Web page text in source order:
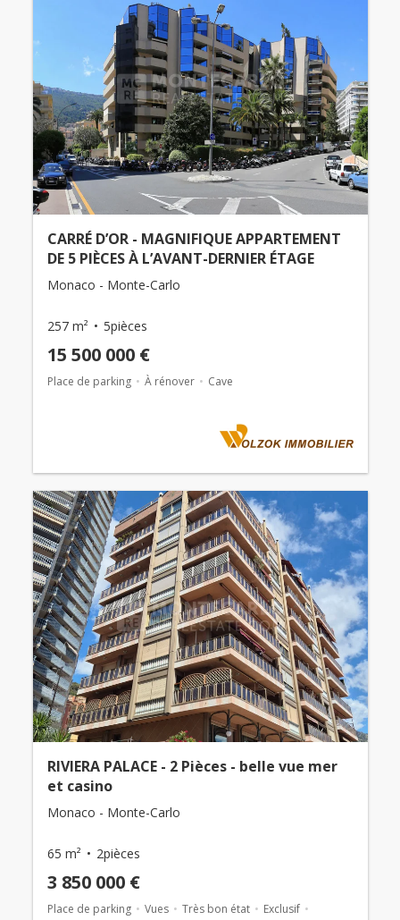
CARRÉ D’OR - MAGNIFIQUE APPARTEMENT
DE 5 PIÈCES À L’AVANT-DERNIER ÉTAGE
Monaco - Monte-Carlo
257 m² 5pièces
15 500 000 €
Place de parking À rénover Cave
RIVIERA PALACE - 2 Pièces - belle vue mer
et casino
Monaco - Monte-Carlo
65 m² 2pièces
3 850 000 €
Place de parking Vues Très bon état
Exclusif